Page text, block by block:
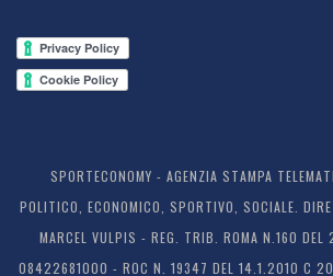
SPORTECONOMY - AGENZIA STAMPA
POLITICO, ECONOMICO, SPORTIVO, SOCIALE.
MARCEL VULPIS - REG. TRIB. ROMA N.160
08422681000 - ROC N. 19347 DEL 14.1.2010 C